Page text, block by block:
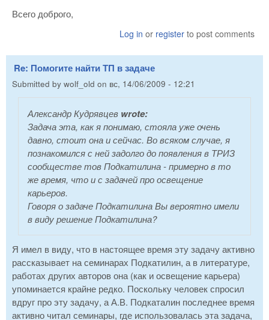
Всего доброго,
Log in or register to post comments
Re: Помогите найти ТП в задаче
Submitted by wolf_old on вс, 14/06/2009 - 12:21
Александр Кудрявцев wrote:
Задача эта, как я понимаю, стояла уже очень
давно, стоит она и сейчас. Во всяком случае, я
познакомился с ней задолго до появления в ТРИЗ
сообществе тов Подкатилина - примерно в то
же время, что и с задачей про освещение
карьеров.
Говоря о задаче Подкатилина Вы вероятно имели
в виду решение Подкатилина?
Я имел в виду, что в настоящее время эту задачу активно
рассказывает на семинарах Подкатилин, а в литературе,
работах других авторов она (как и освещение карьера)
упоминается крайне редко. Поскольку человек спросил
вдруг про эту задачу, а А.В. Подкаталин последнее время
активно читал семинары, где использовалась эта задача,